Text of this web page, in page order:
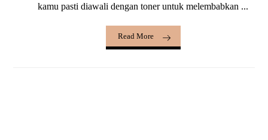
kamu pasti diawali dengan toner untuk melembabkan ...
Read More